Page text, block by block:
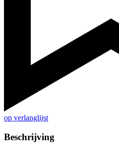
op verlanglijst
Beschrijving